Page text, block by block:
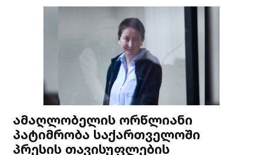
ამაღლობელის ორწლიანი
პატიმრობა საქართველოში
პრესის თავისუფლების